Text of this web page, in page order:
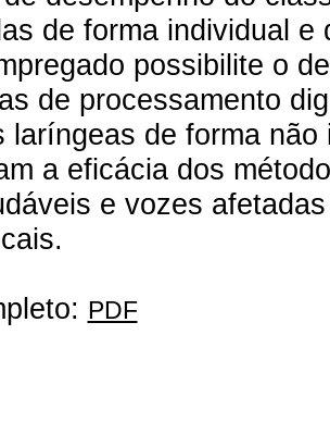
de forma individual
possibilite o
de processamento
laríngeas de forma
a eficácia dos
e vozes
PDF